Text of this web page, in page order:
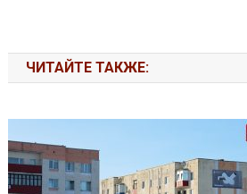
ЧИТАЙТЕ ТАКЖЕ: